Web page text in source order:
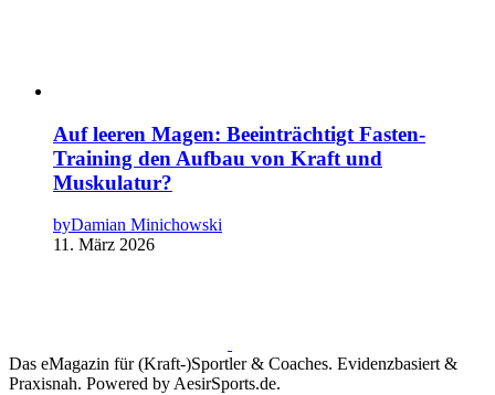
Auf leeren Magen: Beeinträchtigt Fasten-
Training den Aufbau von Kraft und
Muskulatur?
byDamian Minichowski
11. März 2026
Das eMagazin für (Kraft-)Sportler & Coaches. Evidenzbasiert &
Praxisnah. Powered by AesirSports.de.